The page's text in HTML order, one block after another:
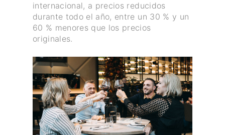
internacional, a precios reducidos
durante todo el año, entre un 30 % y un
60 % menores que los precios
originales.